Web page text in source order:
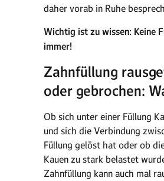
daher vorab in Ruhe
Wichtig ist zu wissen: Keine
immer!
Zahnfüllung
oder gebrochen:
Ob sich unter einer Füllung
und sich die Verbindung
Füllung gelöst hat oder ob
Kauen zu stark belastet
Zahnfüllung kann auch mal